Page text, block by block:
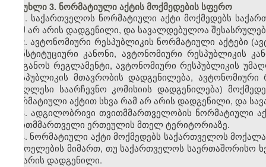
მუხლი 3. ნორმატიული აქტის მოქმედების სფერო
1. საქართველოს ნორმატიული აქტი მოქმედებს
რამ არ არის დადგენილი, და სავალდებულოა
2. ავტონომიური რესპუბლიკის ნორმატიული აქტები
კონსტიტუციური კანონი, ავტონომიური რესპუბლიკის
ორგანოს რეგლამენტი, ავტონომიური რესპუბლიკის
რესპუბლიკის მთავრობის დადგენილება,
უმაღლესი საარჩევნო კომისიის დადგენილება)
ნორმატიული აქტით სხვა რამ არ არის დადგენილი, და
3. ადგილობრივი თვითმმართველობის ნორმატიული
თვითმმართველი ერთეულის მთელ ტერიტორიაზე.
4. ნორმატიული აქტი მოქმედებს საქართველოს
უცხოელების მიმართ, თუ საქართველოს საერთაშორისო
არ არის დადგენილი.